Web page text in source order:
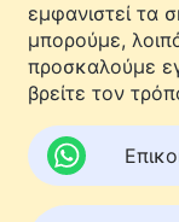
εμφανιστεί τα
μπορούμε,
προσκαλούμε
βρείτε τον